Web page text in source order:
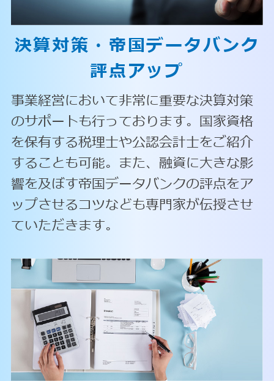
決算対策・ 帝国データバンク
評点アップ
事業経営において非常に重要な決算対策
のサポートも行っております。国家資格
を保有する税理士や公認会計士をご紹介
することも可能。また、融資に大きな影
響を及ぼす帝国データバンクの評点をア
ップさせるコツなども専門家が伝授させ
ていただきます。